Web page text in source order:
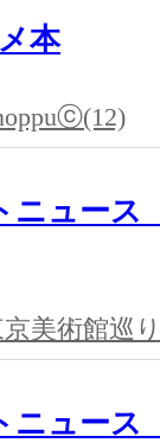
本
ニュース
美術館巡
ニュース